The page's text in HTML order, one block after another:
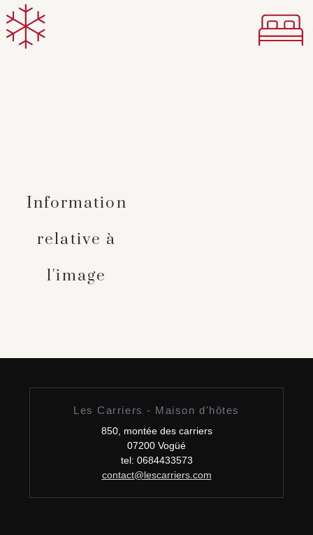
Information
relative à
l'image
Les Carriers - Maison d'hôtes
850, montée des carriers
07200 Vogüé
tel: 0684433573
contact@lescarriers.com